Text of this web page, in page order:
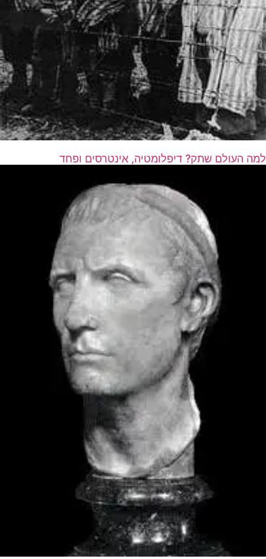
למה העולם שתק? דיפלומטיה, אינטרסים ופחד